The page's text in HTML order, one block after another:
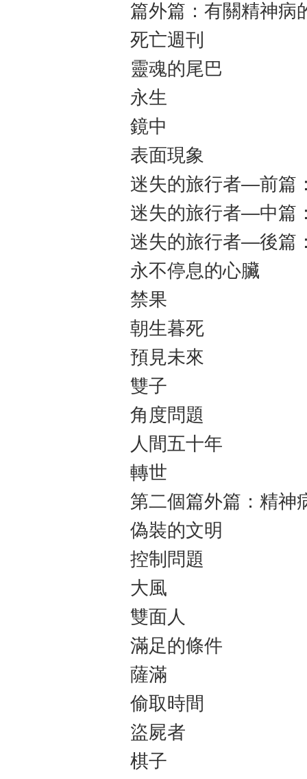
篇外篇：有關精神病
死亡週刊
靈魂的尾巴
永生
鏡中
表面現象
迷失的旅行者—前篇
迷失的旅行者—中篇
迷失的旅行者—後篇
永不停息的心臟
禁果
朝生暮死
預見未來
雙子
角度問題
人間五十年
轉世
第二個篇外篇：精神
偽裝的文明
控制問題
大風
雙面人
滿足的條件
薩滿
偷取時間
盜屍者
棋子